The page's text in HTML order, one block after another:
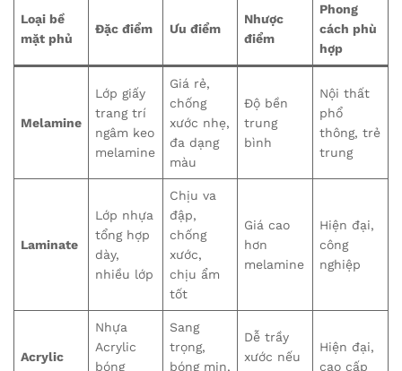
Loại bề
mặt phủ
Đặc điểm Ưu điểm
Nhược
điểm
Phong
cách phù
hợp
Melamine
Lớp giấy
trang trí
ngâm keo
melamine
Giá rẻ,
chống
xước nhẹ,
đa dạng
màu
Độ bền
trung
bình
Nội thất
phổ
thông, trẻ
trung
Laminate
Lớp nhựa
tổng hợp
dày,
nhiều lớp
Chịu va
đập,
chống
xước,
chịu ẩm
tốt
Giá cao
hơn
melamine
Hiện đại,
công
nghiệp
Acrylic
Nhựa
Acrylic
bóng
Sang
trọng,
bóng mịn,
Dễ trầy
xước nếu
Hiện đại,
cao cấp